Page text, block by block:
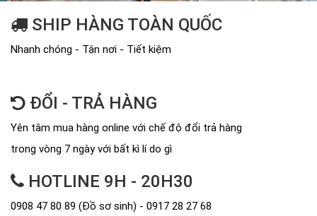
SHIP HÀNG TOÀN QUỐC
Nhanh chóng - Tận nơi - Tiết kiệm
ĐỔI - TRẢ HÀNG
Yên tâm mua hàng online với chế độ đổi trả hàng
trong vòng 7 ngày với bất kì lí do gì
HOTLINE 9H - 20H30
0908 47 80 89 (Đồ sơ sinh) - 0917 28 27 68